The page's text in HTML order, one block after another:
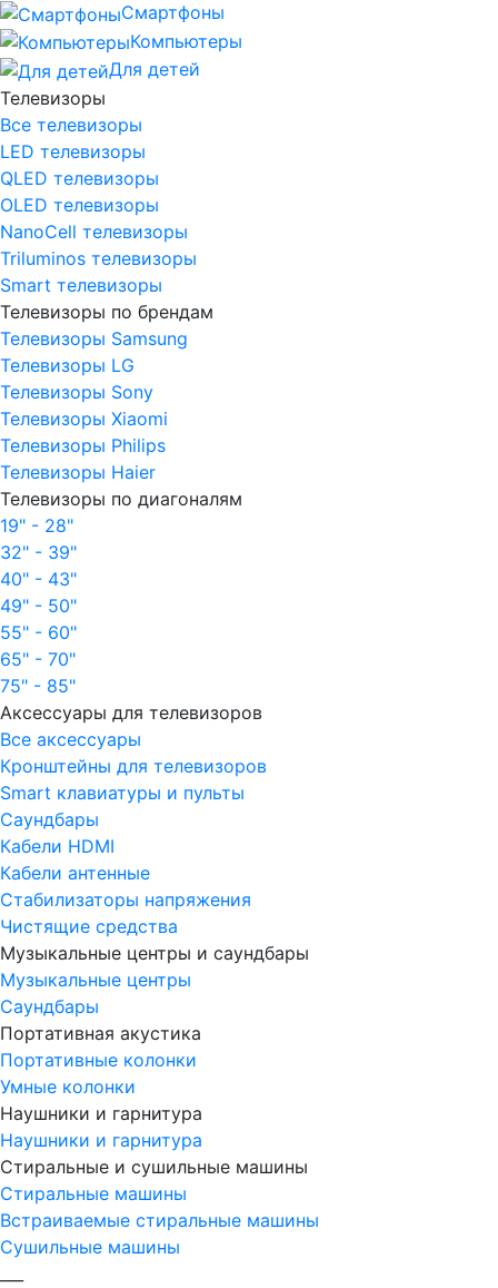
Смартфоны
Компьютеры
Для детей
Телевизоры
Все телевизоры
LED телевизоры
QLED телевизоры
OLED телевизоры
NanoCell телевизоры
Triluminos телевизоры
Smart телевизоры
Телевизоры по брендам
Телевизоры Samsung
Телевизоры LG
Телевизоры Sony
Телевизоры Xiaomi
Телевизоры Philips
Телевизоры Haier
Телевизоры по диагоналям
19" - 28"
32" - 39"
40" - 43"
49" - 50"
55" - 60"
65" - 70"
75" - 85"
Аксессуары для телевизоров
Все аксессуары
Кронштейны для телевизоров
Smart клавиатуры и пульты
Саундбары
Кабели HDMI
Кабели антенные
Стабилизаторы напряжения
Чистящие средства
Музыкальные центры и саундбары
Музыкальные центры
Саундбары
Портативная акустика
Портативные колонки
Умные колонки
Наушники и гарнитура
Наушники и гарнитура
Стиральные и сушильные машины
Стиральные машины
Встраиваемые стиральные машины
Сушильные машины